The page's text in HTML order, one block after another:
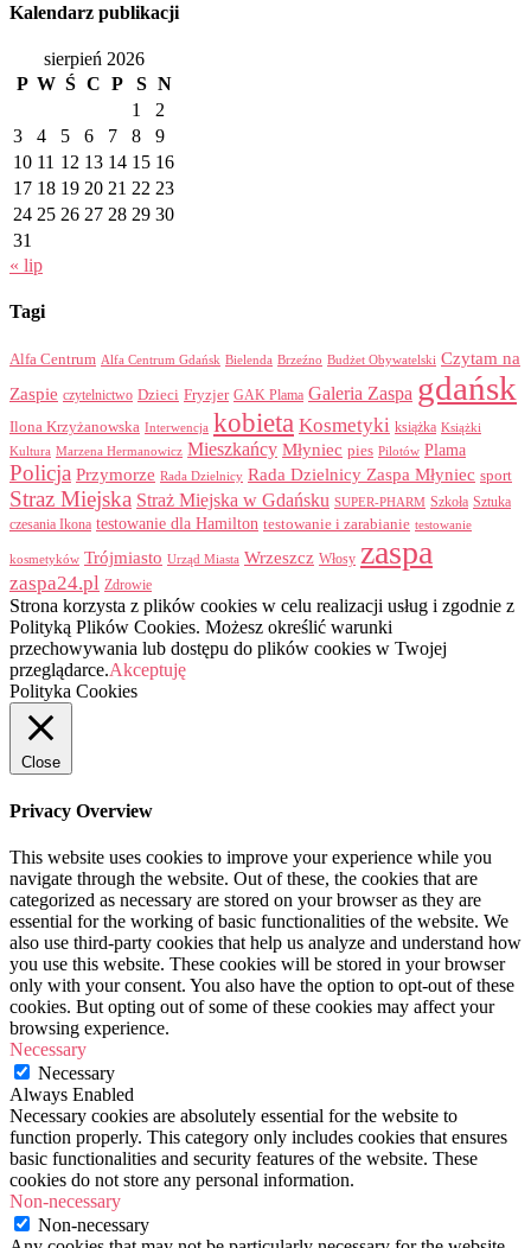
Kalendarz publikacji
sierpień 2026
P W Ś C P S N
1
2
3
4 5 6 7 8
9
10 11 12 13 14 15 16
17 18 19 20 21 22 23
24 25 26 27 28 29 30
31
« lip
Tagi
Alfa Centrum Alfa Centrum Gdańsk Bielenda Brzeźno Budżet Obywatelski Czytam na
Zaspie czytelnictwo Dzieci Fryzjer GAK Plama Galeria Zaspa gdańsk
Ilona Krzyżanowska Interwencja kobieta Kosmetyki książka Książki
Kultura Marzena Hermanowicz Mieszkańcy Młyniec pies Pilotów Plama
Policja Przymorze Rada Dzielnicy Rada Dzielnicy Zaspa Młyniec sport
Straz Miejska Straż Miejska w Gdańsku SUPER-PHARM Szkoła Sztuka
czesania Ikona testowanie dla Hamilton testowanie i zarabianie testowanie
kosmetyków Trójmiasto Urząd Miasta Wrzeszcz Włosy zaspa
zaspa24.pl Zdrowie
Strona korzysta z plików cookies w celu realizacji usług i zgodnie z
Polityką Plików Cookies. Możesz określić warunki
przechowywania lub dostępu do plików cookies w Twojej
przeglądarce.Akceptuję
Polityka Cookies
Close
Privacy Overview
This website uses cookies to improve your experience while you
navigate through the website. Out of these, the cookies that are
categorized as necessary are stored on your browser as they are
essential for the working of basic functionalities of the website. We
also use third-party cookies that help us analyze and understand how
you use this website. These cookies will be stored in your browser
only with your consent. You also have the option to opt-out of these
cookies. But opting out of some of these cookies may affect your
browsing experience.
Necessary
Necessary
Always Enabled
Necessary cookies are absolutely essential for the website to
function properly. This category only includes cookies that ensures
basic functionalities and security features of the website. These
cookies do not store any personal information.
Non-necessary
Non-necessary